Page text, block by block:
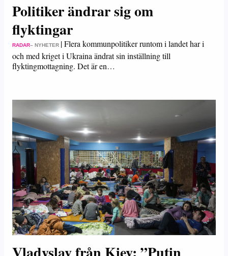
Politiker ändrar sig om
flyktingar
RADAR– NYHETER |Flera kommunpolitiker runtom i landet har i
och med kriget i Ukraina ändrat sin inställning till
flyktingmottagning. Det är en…